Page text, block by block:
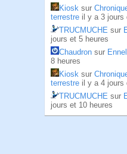
Kiosk sur
terrestre il y a 3 jours
TRUCMUCHE sur
jours et 5 heures
Chaudron sur
8 heures
Kiosk sur
terrestre il y a 4 jours
TRUCMUCHE sur
jours et 10 heures